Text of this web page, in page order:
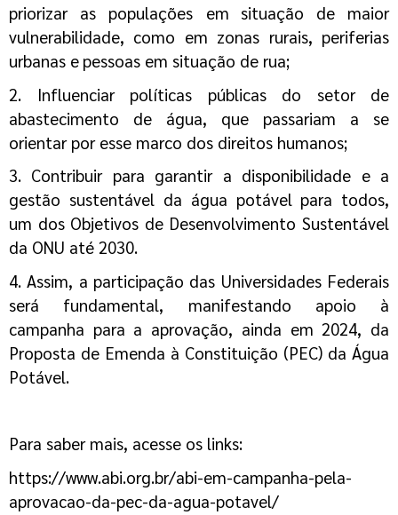
priorizar as populações em
situação de maior
vulnerabilidade, como em zonas rurais, periferias
urbanas e pessoas em situação de rua;
2. Influenciar políticas públicas do setor de
abastecimento de água, que passariam a se
orientar por esse marco dos direitos humanos;
3. Contribuir para garantir a disponibilidade e a
gestão sustentável da água potável para todos,
um dos Objetivos de Desenvolvimento Sustentável
da ONU até 2030.
4. Assim, a participação das Universidades Federais
será fundamental, manifestando apoio
à
campanha para a aprovação, ainda em 2024, da
Proposta de Emenda à Constituição (PEC) da Água
Potável.
Para saber mais, acesse os links:
https://www.abi.org.br/abi-em-campanha-pela-
aprovacao-da-pec-da-agua-potavel/